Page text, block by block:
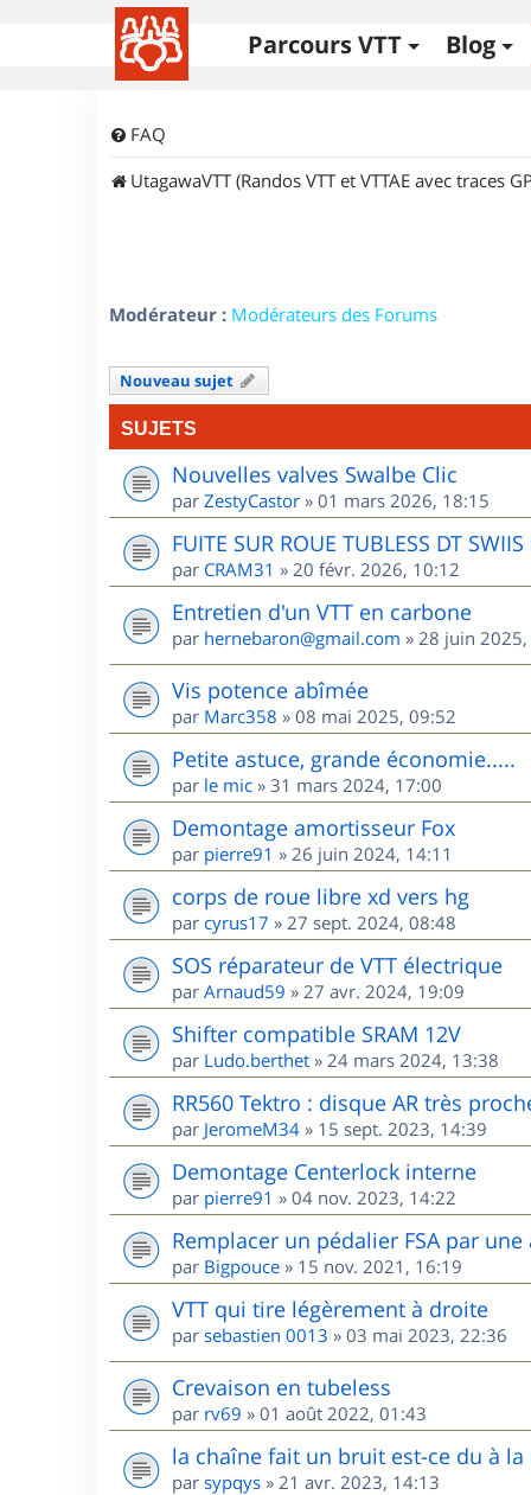
Parcours VTT Blog
FAQ
UtagawaVTT (Randos VTT et VTTAE avec traces
Modérateur : Modérateurs des Forums
Nouveau sujet
SUJETS
Nouvelles valves Swalbe Clic
par ZestyCastor » 01 mars 2026, 18:15
FUITE SUR ROUE TUBLESS DT
par CRAM31 » 20 févr. 2026, 10:12
Entretien d'un VTT en carbone
par hernebaron@gmail.com » 28 juin 2025,
Vis potence abîmée
par Marc358 » 08 mai 2025, 09:52
Petite astuce, grande économie.....
par le mic » 31 mars 2024, 17:00
Demontage amortisseur Fox
par pierre91 » 26 juin 2024, 14:11
corps de roue libre xd vers hg
par cyrus17 » 27 sept. 2024, 08:48
SOS réparateur de VTT électrique
par Arnaud59 » 27 avr. 2024, 19:09
Shifter compatible SRAM 12V
par Ludo.berthet » 24 mars 2024, 13:38
RR560 Tektro : disque AR très
par JeromeM34 » 15 sept. 2023, 14:39
Demontage Centerlock interne
par pierre91 » 04 nov. 2023, 14:22
Remplacer un pédalier FSA par
par Bigpouce » 15 nov. 2021, 16:19
VTT qui tire légèrement à droite
par sebastien 0013 » 03 mai 2023, 22:36
Crevaison en tubeless
par rv69 » 01 août 2022, 01:43
la chaîne fait un bruit est-ce du à la
par sypqys » 21 avr. 2023, 14:13